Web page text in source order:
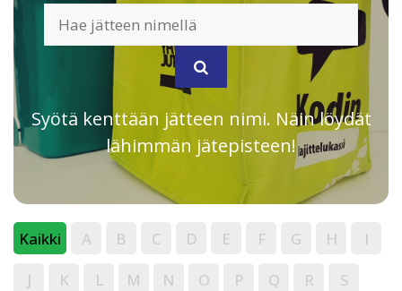
Syötä kenttään jätteen nimi. Näin löydät
lähimmän jätepisteen!
Kaikki A B C D E F G H I
J K L M N O P Q R S